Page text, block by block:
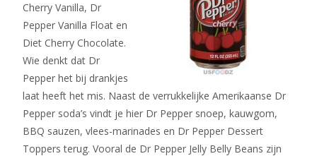
Cherry Vanilla, Dr
Pepper Vanilla Float en
Diet Cherry Chocolate.
Wie denkt dat Dr
Pepper het bij drankjes
laat heeft het mis. Naast de verrukkelijke Amerikaanse Dr
Pepper soda’s vindt je hier Dr Pepper snoep, kauwgom,
BBQ sauzen, vlees-marinades en Dr Pepper Dessert
Toppers terug. Vooral de Dr Pepper Jelly Belly Beans zijn